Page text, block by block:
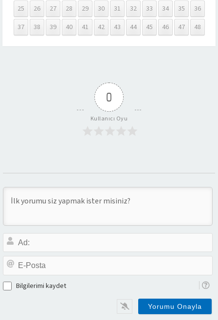
25
26 27 28 29 30 31 32 33 34 35
36
37
38 39 40 41 42 43 44 45 46 47 48
0
Kullanıcı Oyu
Bilgilerimi kaydet